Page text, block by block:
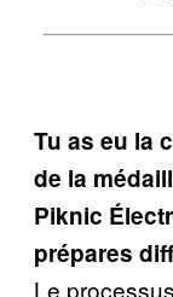
Tu as eu la
de la
Piknic
prépares
Le